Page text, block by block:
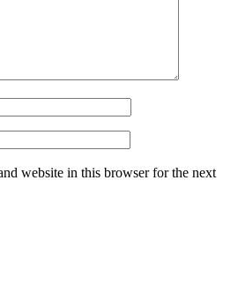
website in this browser for the next